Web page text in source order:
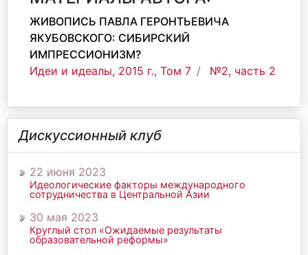
ЖИВОПИСЬ ПАВЛА ГЕРОНТЬЕВИЧА
ЯКУБОВСКОГО: СИБИРСКИЙ
ИМПРЕССИОНИЗМ?
Идеи и идеалы, 2015 г., Том 7
№2, часть 2
Дискуссионный клуб
22 июня 2023
Идеологические факторы международного
сотрудничества в Центральной Азии
30 мая 2023
Круглый стол «Ожидаемые результаты
образовательной реформы»